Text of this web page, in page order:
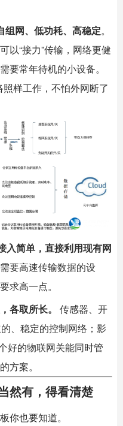
组网、低功耗、高稳定。
以“接力”传输，网络更健
要常年待机的小设备。
样工作，不怕外网断了
入简单，直接利用现有网
要高速传输数据的设
求高一点。
各取所长。
​ 传感器、开
、稳定的控制网络；影
好的物联网关能同时管
方案。
然有，得看清楚
你也要知道。